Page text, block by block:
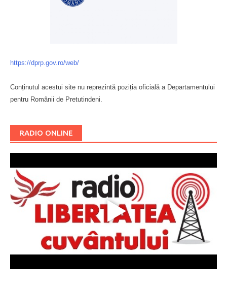
https://dprp.gov.ro/web/
Conținutul acestui site nu reprezintă poziția oficială a Departamentului
pentru Românii de Pretutindeni.
RADIO ONLINE